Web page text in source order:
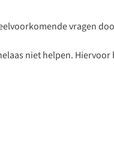
vragen
niet helpen.